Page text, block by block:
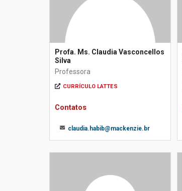
Profa. Ms. Claudia Vasconcellos
Silva
Professora
CURRÍCULO LATTES
Contatos
claudia.habib@mackenzie.br